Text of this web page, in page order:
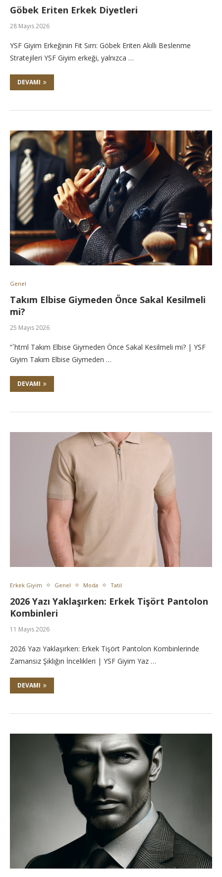
Göbek Eriten Erkek Diyetleri
28 Mayıs 2026
YSF Giyim Erkeğinin Fit Sırrı: Göbek Eriten Akıllı Beslenme
Stratejileri YSF Giyim erkeği, yalnızca …
DEVAMI
Genel
Takım Elbise Giymeden Önce Sakal Kesilmeli
mi?
25 Mayıs 2026
“`html Takım Elbise Giymeden Önce Sakal Kesilmeli mi? | YSF
Giyim Takım Elbise Giymeden …
DEVAMI
Erkek Giyim Genel Moda Tatil
2026 Yazı Yaklaşırken: Erkek Tişört Pantolon
Kombinleri
11 Mayıs 2026
2026 Yazı Yaklaşırken: Erkek Tişört Pantolon Kombinlerinde
Zamansız Şıklığın İncelikleri | YSF Giyim Yaz …
DEVAMI